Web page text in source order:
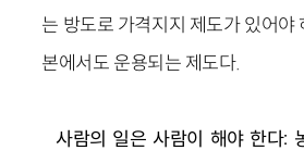
는 방도로 가격지지 제도가 있어야
본에서도 운용되는 제도다.
사람의 일은 사람이 해야 한다: